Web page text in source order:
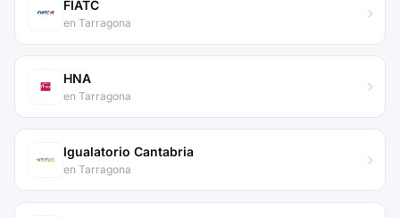
FIATC
en Tarragona
HNA
en Tarragona
Igualatorio Cantabria
en Tarragona